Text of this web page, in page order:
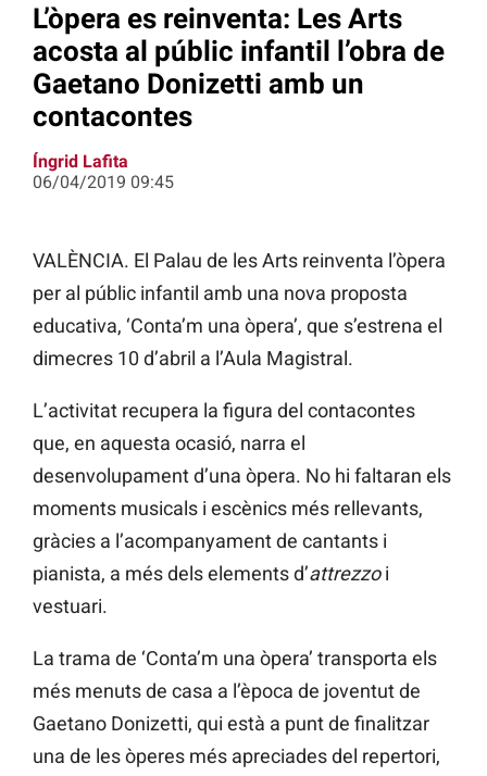
L’òpera es reinventa: Les Arts
acosta al públic infantil l’obra de
Gaetano Donizetti amb un
contacontes
Íngrid Lafita
06/04/2019 09:45
VALÈNCIA. El Palau de les Arts reinventa l’òpera
per al públic infantil amb una nova proposta
educativa, ‘Conta’m una òpera’, que s’estrena el
dimecres 10 d’abril a l’Aula Magistral.
L’activitat recupera la figura del contacontes
que, en aquesta ocasió, narra el
desenvolupament d’una òpera. No hi faltaran els
moments musicals i escènics més rellevants,
gràcies a l’acompanyament de cantants i
pianista, a més dels elements d’attrezzoi
vestuari.
La trama de ‘Conta’m una òpera’ transporta els
més menuts de casa a l’època de joventut de
Gaetano Donizetti, qui està a punt de finalitzar
una de les òperes més apreciades del repertori,